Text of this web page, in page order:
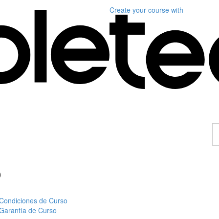
Create your course with
de Curso
de Curso